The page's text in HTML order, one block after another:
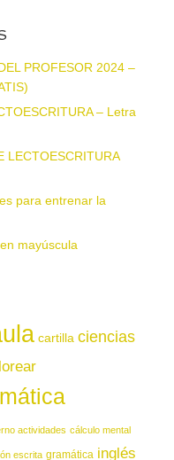
PROFESOR 2024 –
– Letra
LECTOESCRITURA
para entrenar la
mayúscula
cartilla ciencias
actividades cálculo mental
escrita gramática inglés